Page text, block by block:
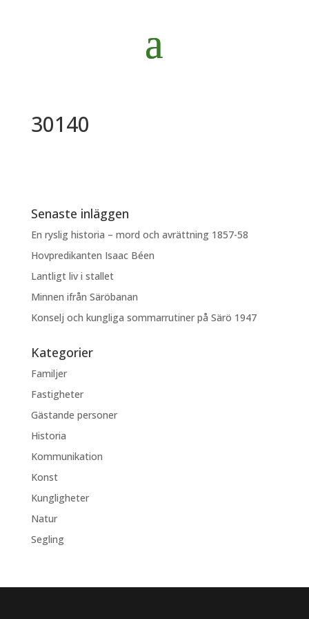
30140
Senaste inläggen
En ryslig historia – mord och avrättning 1857-58
Hovpredikanten Isaac Béen
Lantligt liv i stallet
Minnen ifrån Säröbanan
Konselj och kungliga sommarrutiner på Särö 1947
Kategorier
Familjer
Fastigheter
Gästande personer
Historia
Kommunikation
Konst
Kungligheter
Natur
Segling